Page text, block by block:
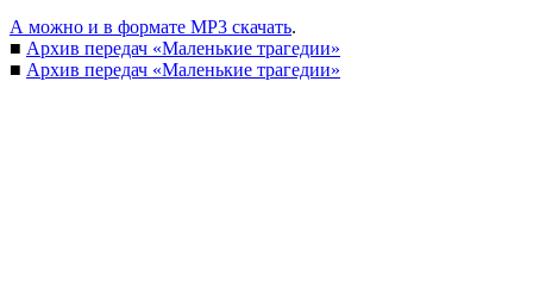
А можно и в формате MP3 скачать.
■ Архив передач «Маленькие трагедии»
■ Архив передач «Маленькие трагедии»